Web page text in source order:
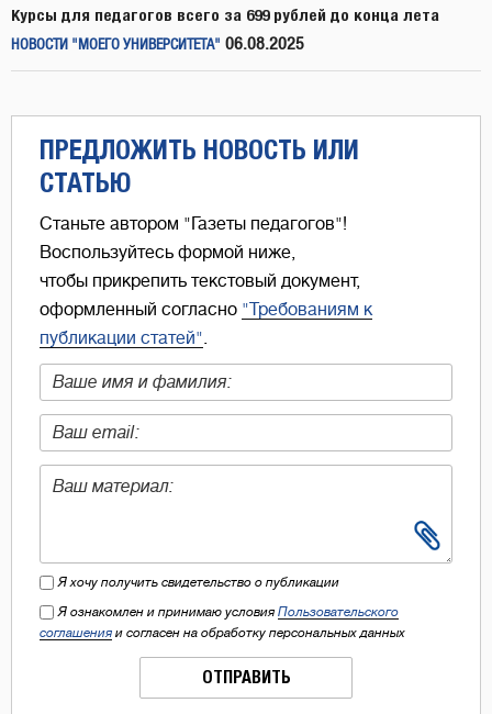
Курсы для педагогов всего за 699 рублей до конца лета
НОВОСТИ "МОЕГО УНИВЕРСИТЕТА" 06.08.2025
ПРЕДЛОЖИТЬ НОВОСТЬ ИЛИ
СТАТЬЮ
Станьте автором "Газеты педагогов"!
Воспользуйтесь формой ниже,
чтобы прикрепить текстовый документ,
оформленный согласно "Требованиям к
публикации статей"
Я хочу получить свидетельство о публикации
Я ознакомлен и принимаю условия Пользовательского
соглашения и согласен на обработку персональных данных
ОТПРАВИТЬ